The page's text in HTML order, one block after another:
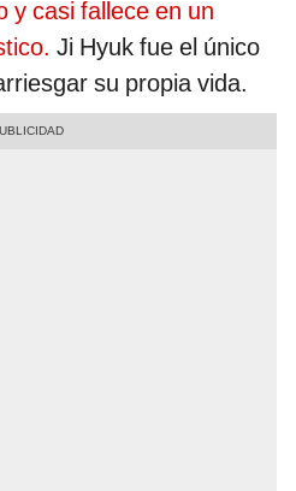
y casi fallece en un
Ji Hyuk fue el único
su propia vida.